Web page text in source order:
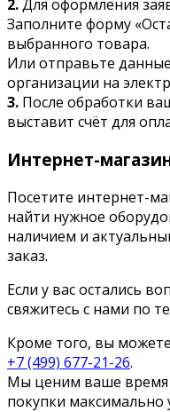
2.Для оформления
Заполните форму
выбранного товара.
Или отправьте
организации на
3. После обработки
выставит счёт для
Интернет-
Посетите интернет-
найти нужное
наличием и
заказ.
Если у вас остались
свяжитесь с нами по
Кроме того, вы
+7 (499) 677-21-26.
Мы ценим ваше время
покупки